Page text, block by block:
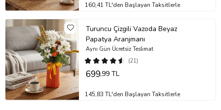
160,41 TL'den Başlayan Taksitlerle
Turuncu Çizgili Vazoda Beyaz
Papatya Aranjmanı
(21)
Aynı Gün Ücretsiz Teslimat
699,99 TL
145,83 TL'den Başlayan Taksitlerle